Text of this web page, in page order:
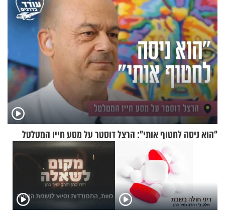
"הוא ניסה לחטוף אותי": הרצל דוסטר על מסע חייו המטלטל